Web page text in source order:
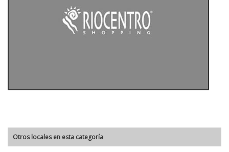
Otros locales en esta categoría